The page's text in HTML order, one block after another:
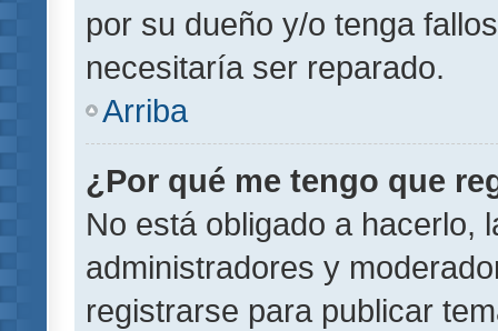
por su dueño y/o tenga
necesitaría ser reparado.
Arriba
¿Por qué me tengo que
No está obligado a hacerlo,
administradores y
registrarse para publicar